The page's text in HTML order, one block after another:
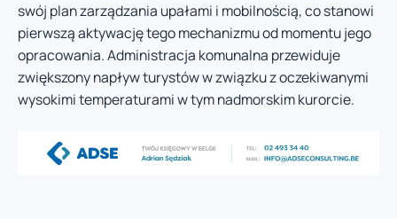
swój plan zarządzania upałami i mobilnością, co stanowi
pierwszą aktywację tego mechanizmu od momentu jego
opracowania. Administracja komunalna przewiduje
zwiększony napływ turystów w związku z oczekiwanymi
wysokimi temperaturami w tym nadmorskim kurorcie.